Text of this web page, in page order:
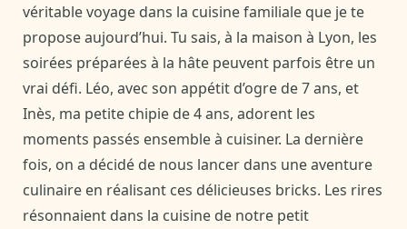
véritable voyage dans la cuisine familiale que je te
propose aujourd’hui. Tu sais, à la maison à Lyon, les
soirées préparées à la hâte peuvent parfois être un
vrai défi. Léo, avec son appétit d’ogre de 7 ans, et
Inès, ma petite chipie de 4 ans, adorent les
moments passés ensemble à cuisiner. La dernière
fois, on a décidé de nous lancer dans une aventure
culinaire en réalisant ces délicieuses bricks. Les rires
résonnaient dans la cuisine de notre petit